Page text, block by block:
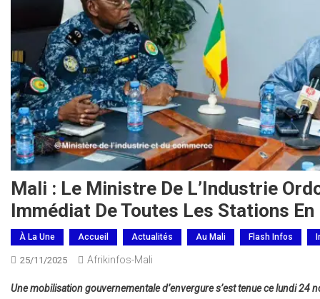
Mali : Le Ministre De L’Industrie
Immédiat De Toutes Les Stations
À La Une Accueil Actualités Au Mali Flash Infos
25/11/2025 Afrikinfos-Mali
Une mobilisation gouvernementale d’envergure s’est tenue ce lundi 24